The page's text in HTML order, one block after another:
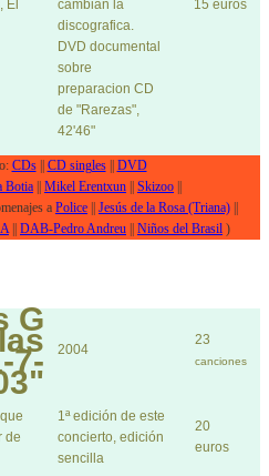
El
cambian la
discografica.
DVD documental
sobre
preparacion CD
de "Rarezas",
42'46"
15 euros
CDs|| CD singles|| DVD
Botia Mikel Erentxun Skizoo
a Police Jesús de la Rosa (Triana)
|| DAB-Pedro Andreu Niños del Brasil )
G
7- 2004
23
canciones
de
1ª edición de este
concierto, edición
sencilla
20
euros